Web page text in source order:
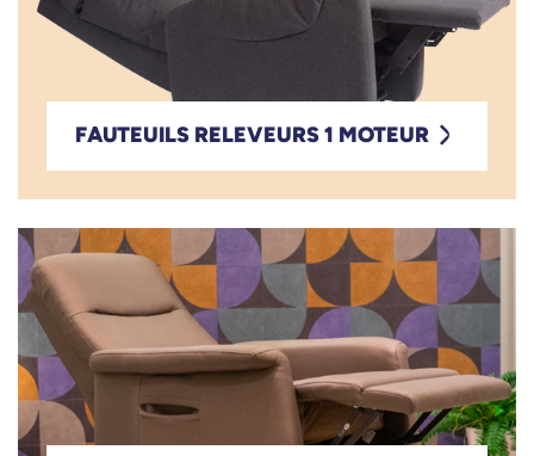
FAUTEUILS RELEVEURS 1 MOTEUR Fauteuils